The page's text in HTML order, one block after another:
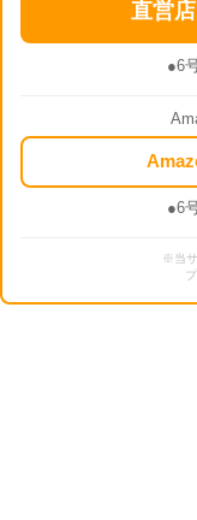
直営
●6
●6
※当サ